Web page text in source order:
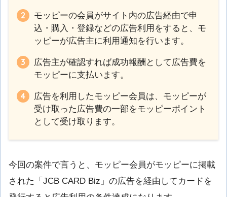
モッピーの会員がサイト内の広告経由で申
込・購入・登録などの広告利用をすると、モ
ッピーが広告主に利用通知を行います。
広告主が確認すれば成功報酬として広告費を
モッピーに支払います。
広告を利用したモッピー会員は、モッピーが
受け取った広告費の一部をモッピーポイント
として受け取ります。
今回の案件で言うと、モッピー会員がモッピーに掲載
された「JCB CARD Biz」の広告を経由してカードを